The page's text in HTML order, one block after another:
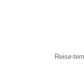
Reise-